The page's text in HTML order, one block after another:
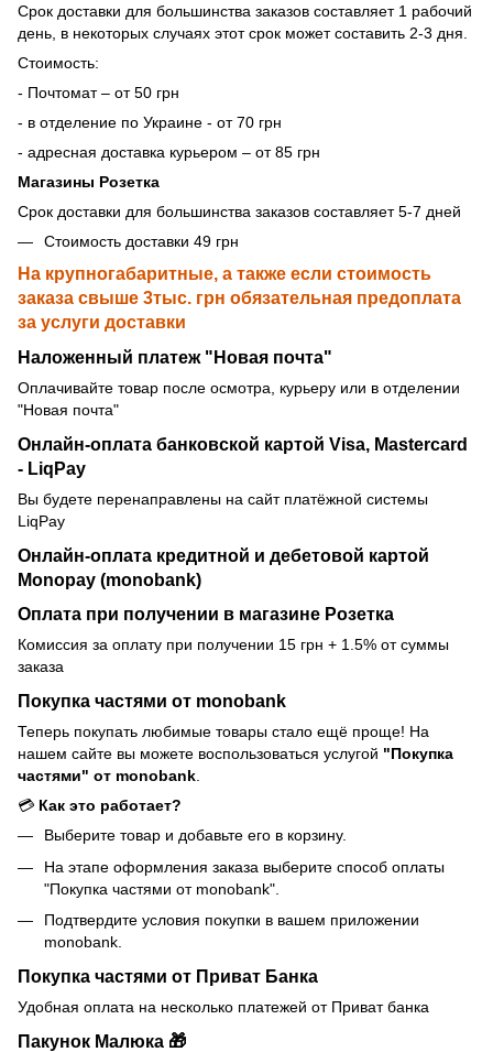
Срок доставки для большинства заказов составляет 1 рабочий
день, в некоторых случаях этот срок может составить 2-3 дня.
Стоимость:
- Почтомат – от 50 грн
- в отделение по Украине - от 70 грн
- адресная доставка курьером – от 85 грн
Магазины Розетка
Срок доставки для большинства заказов составляет 5-7 дней
Стоимость доставки 49 грн
На крупногабаритные, а также если стоимость
заказа свыше 3тыс. грн обязательная предоплата
за услуги доставки
Наложенный платеж "Новая почта"
Оплачивайте товар после осмотра, курьеру или в отделении
"Новая почта"
Онлайн-оплата банковской картой Visa, Mastercard
- LiqPay
Вы будете перенаправлены на сайт платёжной системы
LiqPay
Онлайн-оплата кредитной и дебетовой картой
Monopay (monobank)
Оплата при получении в магазине Розетка
Комиссия за оплату при получении 15 грн + 1.5% от суммы
заказа
Покупка частями от monobank
Теперь покупать любимые товары стало ещё проще! На
нашем сайте вы можете воспользоваться услугой "Покупка
частями" от monobank.
💳 Как это работает?
Выберите товар и добавьте его в корзину.
На этапе оформления заказа выберите способ оплаты
"Покупка частями от monobank".
Подтвердите условия покупки в вашем приложении
monobank.
Покупка частями от Приват Банка
Удобная оплата на несколько платежей от Приват банка
Пакунок Малюка 🎁